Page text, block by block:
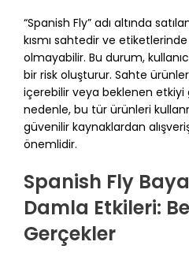
“Spanish Fly” adı altında
kısmı sahtedir ve
olmayabilir. Bu durum,
bir risk oluşturur. Sahte
içerebilir veya beklenen etkiyi
nedenle, bu tür ürünleri
güvenilir kaynaklardan
önemlidir.
Spanish Fly
Damla Etkileri:
Gerçekler